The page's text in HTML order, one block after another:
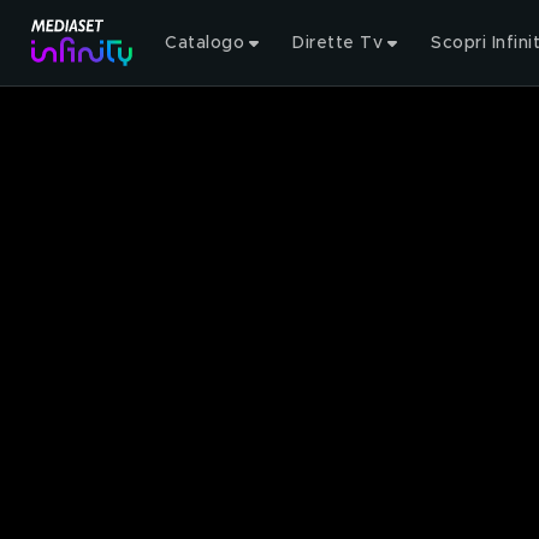
Catalogo Dirette Tv Scopri